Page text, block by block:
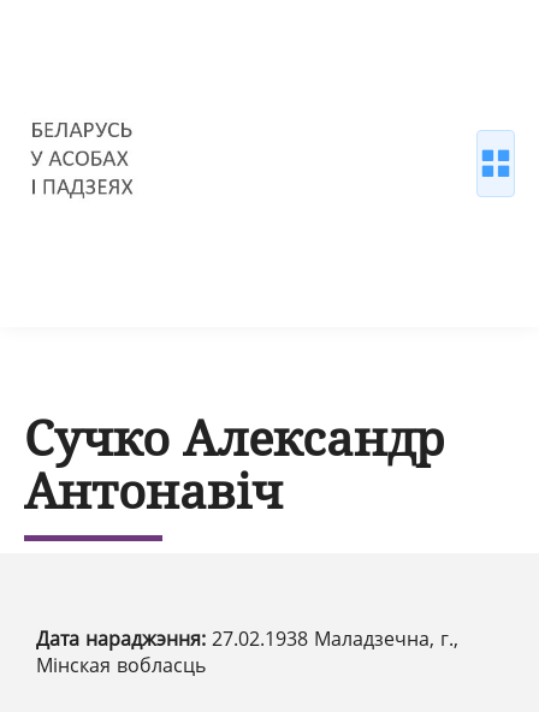
Сучко Александр
Антонавіч
Дата нараджэння: 27.02.1938 Маладзечна, г.,
Мінская вобласць